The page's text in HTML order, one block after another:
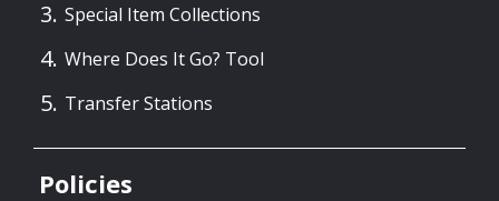
Special Item Collections
Where Does It Go? Tool
Transfer Stations
Policies